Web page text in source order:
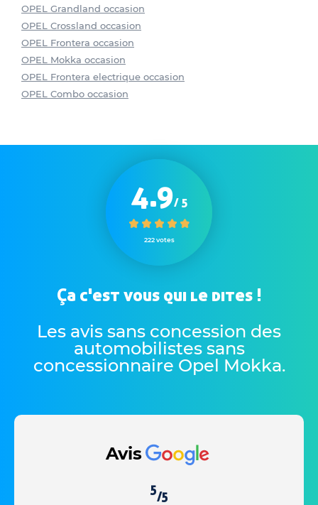
OPEL Grandland occasion
OPEL Crossland occasion
OPEL Frontera occasion
OPEL Mokka occasion
OPEL Frontera electrique occasion
OPEL Combo occasion
4.9/ 5
222 votes
Ça c'est vous qui le dites !
Les avis sans concession des
automobilistes sans
concessionnaire Opel Mokka.
Avis
5/5